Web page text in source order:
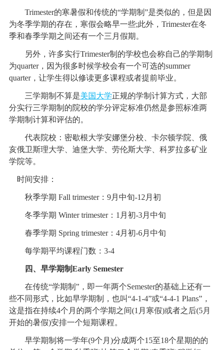
Trimester的寒暑假和传统的“学期制”是类似的，但是因
为冬季学期的存在，寒假会略早一些;此外，Trimester在冬
季和春季学期之间还有一个三月假期。
另外，许多实行Trimester制的学校也会称自己的学期制
为quarter，因为很多时候学校会有一个可选的summer
quarter，让学生得以修读更多课程或者提前毕业。
三学期制不算是美国大学正规的学制计算方式，大部
分实行三学期制的院校的学分评定标准仍然是参照标准两
学期制计算和评估的。
代表院校：密歇根大学安娜堡分校、卡尔顿学院、俄
亥俄卫斯理大学、迪堡大学、劳伦斯大学、科罗拉多矿业
学院等。
时间安排：
秋季学期 Fall trimester：9月中旬-12月初
冬季学期 Winter trimester：1月初-3月中旬
春季学期 Spring trimester：4月初-6月中旬
每学期平均课程门数：3-4
四、早学期制Early Semester
在传统“学期制”，即一年两个Semester的基础上还有一
些不同形式，比如早学期制，也叫“4-1-4”或“4-4-1 Plans”，
这是指在持续4个月的两个学期之间(1月寒假)或者之后(5月
开始的暑假)安排一个短期课程。
早学期制将一学年(9个月)分成两个15至18个星期的的